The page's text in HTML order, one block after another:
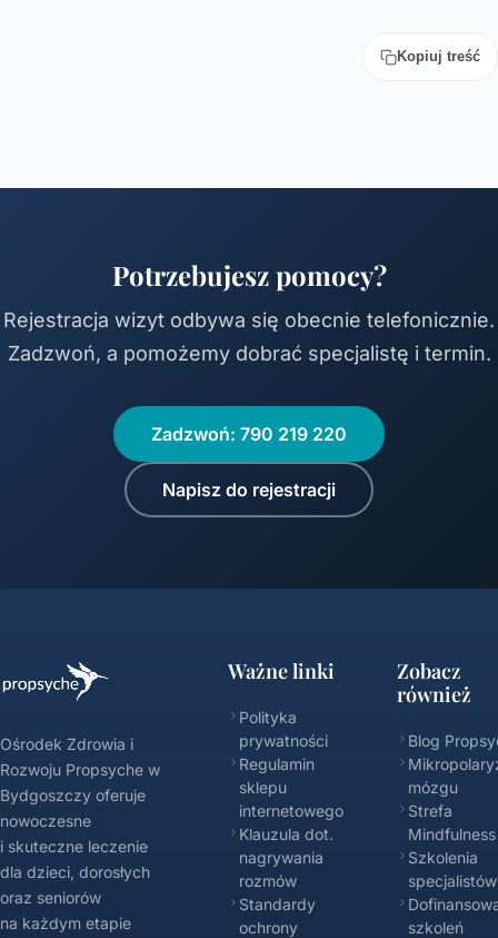
Kopiuj treść
Potrzebujesz pomocy?
Rejestracja wizyt odbywa się obecnie telefonicznie.
Zadzwoń, a pomożemy dobrać specjalistę i termin.
Zadzwoń: 790 219 220
Napisz do rejestracji
Ośrodek Zdrowia i
Rozwoju Propsyche w
Bydgoszczy oferuje
nowoczesne
i skuteczne leczenie
dla dzieci, dorosłych
oraz seniorów
na każdym etapie
Ważne linki
Polityka
prywatności
Regulamin
sklepu
internetowego
Klauzula dot.
nagrywania
rozmów
Standardy
ochrony
Zobacz
również
Blog
mózgu
Strefa
Mindfulness
Szkolenia
specjalistów
szkoleń